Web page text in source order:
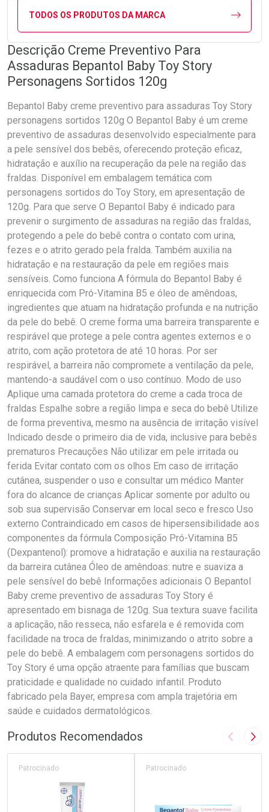
TODOS OS PRODUTOS DA MARCA
Descrição Creme Preventivo Para
Assaduras Bepantol Baby Toy Story
Personagens Sortidos 120g
Bepantol Baby creme preventivo para assaduras Toy Story
personagens sortidos 120g O Bepantol Baby é um creme
preventivo de assaduras desenvolvido especialmente para
a pele sensível dos bebês, oferecendo proteção eficaz,
hidratação e auxílio na recuperação da pele na região das
fraldas. Disponível em embalagem temática com
personagens sortidos do Toy Story, em apresentação de
120g. Para que serve O Bepantol Baby é indicado para
prevenir o surgimento de assaduras na região das fraldas,
protegendo a pele do bebê contra o contato com urina,
fezes e o atrito gerado pela fralda. Também auxilia na
hidratação e na restauração da pele em regiões mais
sensíveis. Como funciona A fórmula do Bepantol Baby é
enriquecida com Pró-Vitamina B5 e óleo de amêndoas,
ingredientes que atuam na hidratação profunda e na nutrição
da pele do bebê. O creme forma uma barreira transparente e
respirável que protege a pele contra agentes externos e o
atrito, com ação protetora de até 10 horas. Por ser
respirável, a barreira não compromete a ventilação da pele,
mantendo-a saudável com o uso contínuo. Modo de uso
Aplique uma camada protetora do creme a cada troca de
fraldas Espalhe sobre a região limpa e seca do bebê Utilize
de forma preventiva, mesmo na ausência de irritação visível
Indicado desde o primeiro dia de vida, inclusive para bebês
prematuros Precauções Não utilizar em pele irritada ou
ferida Evitar contato com os olhos Em caso de irritação
cutânea, suspender o uso e consultar um médico Manter
fora do alcance de crianças Aplicar somente por adulto ou
sob sua supervisão Conservar em local seco e fresco Uso
externo Contraindicado em casos de hipersensibilidade aos
componentes da fórmula Composição Pró-Vitamina B5
(Dexpantenol): promove a hidratação e auxilia na restauração
da barreira cutânea Óleo de amêndoas: nutre e suaviza a
pele sensível do bebê Informações adicionais O Bepantol
Baby creme preventivo de assaduras Toy Story é
apresentado em bisnaga de 120g. Sua textura suave facilita
a aplicação, não resseca, não esfarela e é removida com
facilidade na troca de fraldas, minimizando o atrito sobre a
pele do bebê. A embalagem com personagens sortidos do
Toy Story é uma opção atraente para famílias que buscam
praticidade e qualidade no cuidado infantil. Produto
fabricado pela Bayer, empresa com ampla trajetória em
saúde e cuidados dermatológicos.
Produtos Recomendados Imagem
Patrocinado Patrocinado